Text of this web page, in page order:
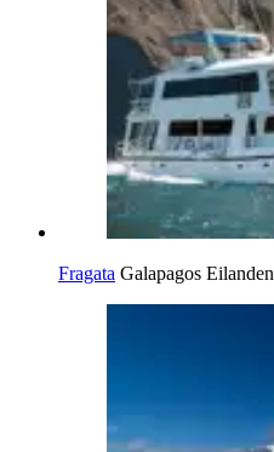
Fragata Galapagos Eilanden